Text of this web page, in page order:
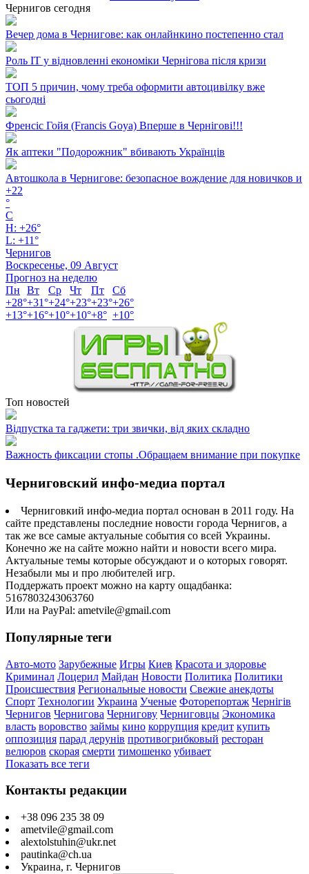
Чернигов сегодня
Вечер дома в Чернигове: как онлайнкино постепенно стал
Роль ІТ у відновленні економіки Чернігова після кризи
ТОП 5 причин, чому треба оформити автоцивілку вже
сьогодні
Френсіс Гойя (Francis Goya) Вперше в Чернігові!!!
Як аптеки "Подорожник" вбивають Українців
Автошкола в Чернигове: безопасное вождение для новичков и
+22
°
C
H: +26°
L: +11°
Чернигов
Воскресенье, 09 Август
Прогноз на неделю
Пн
Вт Ср Чт Пт
Сб
+28°+31°+24°+23°+23°+26°
+13°+16°+10°+10°+8° +10°
Топ новостей
Відпустка та гаджети: три звички, від яких складно
Важность фиксации стопы .Обращаем внимание при покупке
Черниговский инфо-медиа портал
Черниговкий инфо-медиа портал основан в 2011 году. На
сайте представлены последние новости города Чернигов, а
так же все самые актуальные события со всей Украины.
Конечно же на сайте можно найти и новости всего мира.
Актуальные темы которые обсуждают и о которых говорят.
Незабыли мы и про любителей игр.
Поддержать проект можно на карту ощадбанка:
5167803243063760
Или на PayPal: ametvile@gmail.com
Популярные теги
Авто-мото Зарубежные Игры Киев Красота и здоровье
Криминал Лоцерил Майдан Новости Политика Политики
Происшествия Региональные новости Свежие анекдоты
Спорт Технологии Украина Ученые Фоторепортаж Чернігів
Чернигов Чернигова Чернигову Черниговцы Экономика
власть воровство займы кино коррупция кредит купить
оппозиция парад дерунів противогрибковый ресторан
велюров скорая смерти тимошенко убивает
Показать все теги
Контакты редакции
+38 096 235 38 09
ametvile@gmail.com
alextolstuhin@ukr.net
pautinka@ch.ua
Украина, г. Чернигов